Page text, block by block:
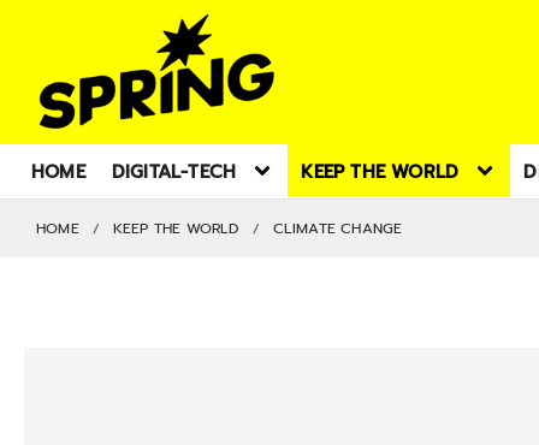
HOME DIGITAL-TECH KEEP THE WORLD
HOME KEEP THE WORLD CLIMATE CHANGE